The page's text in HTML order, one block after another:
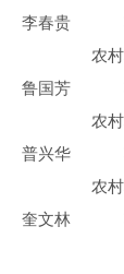
李春贵
鲁国芳
农
普兴华
农
奎文林
农